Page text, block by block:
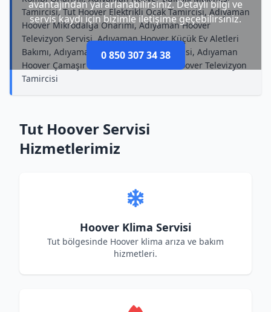
avantajından yararlanabilirsiniz. Detaylı bilgi ve
servis kaydı için bizimle iletişime geçebilirsiniz.
0 850 307 34 38
Tamircisi, Tut Hoover Elektrikli Ocak Tamircisi, Adıyaman
Hoover Mikrodalga Onarımı, Adıyaman Hoover
Televizyon Servisi, Adıyaman Hoover Küçük Ev Aletleri
Bakımı, Adıyaman Hoover Kombi Tamircisi, Adıyaman
Hoover Çamaşır Makinesi Bakımı, Tut Hoover Televizyon
Tamircisi
Tut Hoover Servisi
Hizmetlerimiz
Hoover Klima Servisi
Tut bölgesinde Hoover klima arıza ve bakım
hizmetleri.